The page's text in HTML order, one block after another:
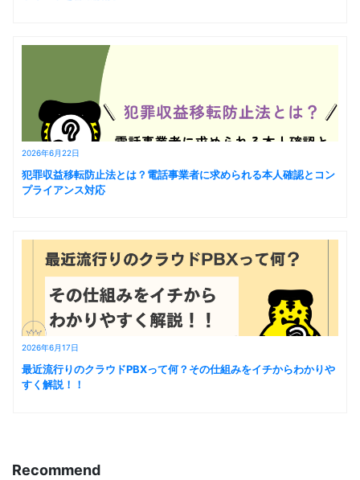
2026年6月22日
犯罪収益移転防止法とは？電話事業者に求められる本人確認とコン
プライアンス対応
2026年6月17日
最近流行りのクラウドPBXって何？その仕組みをイチからわかりや
すく解説！！
Recommend